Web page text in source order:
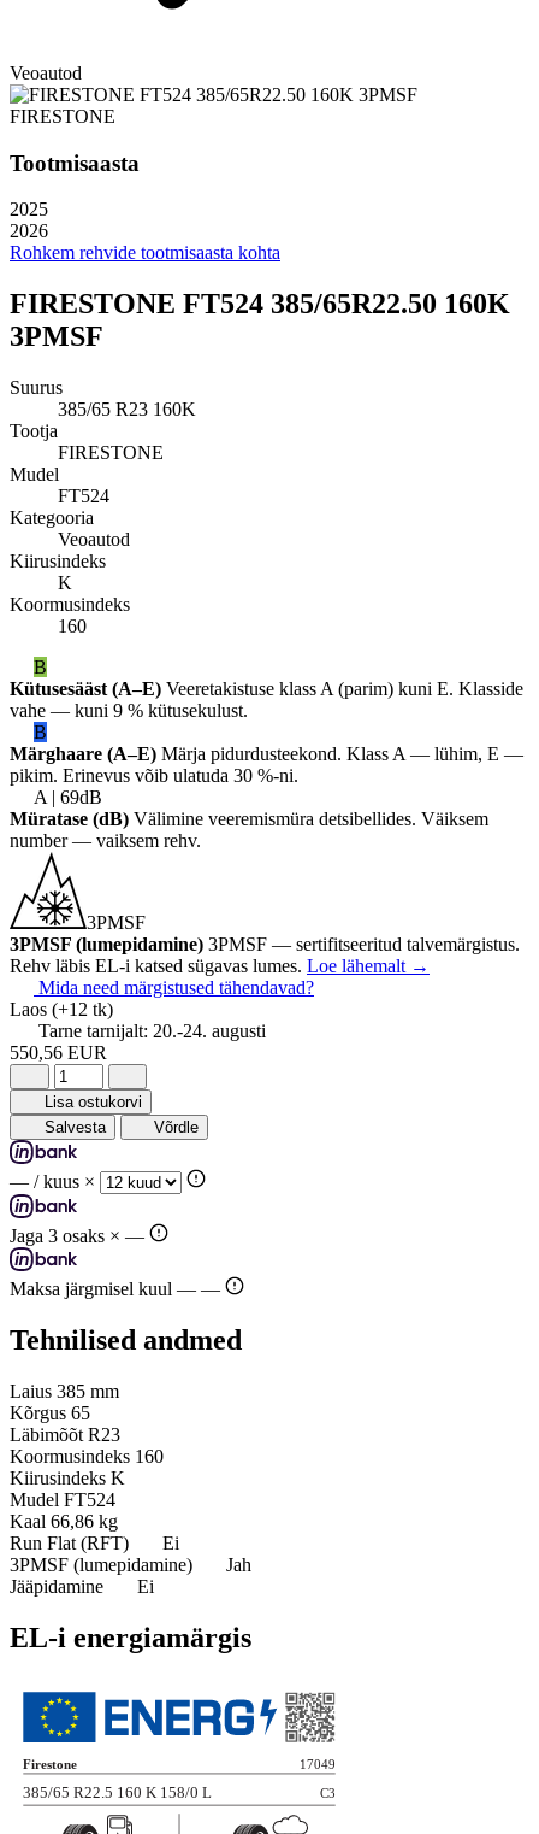
Veoautod
FIRESTONE
Tootmisaasta
2025
2026
Rohkem rehvide tootmisaasta kohta
FIRESTONE FT524 385/65R22.50 160K
3PMSF
Suurus
385/65 R23 160K
Tootja
FIRESTONE
Mudel
FT524
Kategooria
Veoautod
Kiirusindeks
K
Koormusindeks
160
B
Kütusesääst (A–E) Veeretakistuse klass A (parim) kuni E. Klasside
vahe — kuni 9 % kütusekulust.
B
Märghaare (A–E) Märja pidurdusteekond. Klass A — lühim, E —
pikim. Erinevus võib ulatuda 30 %-ni.
A | 69dB
Müratase (dB) Välimine veeremismüra detsibellides. Väiksem
number — vaiksem rehv.
3PMSF
3PMSF (lumepidamine) 3PMSF — sertifitseeritud talvemärgistus.
Rehv läbis EL-i katsed sügavas lumes. Loe lähemalt →
Mida need märgistused tähendavad?
Laos (+12 tk)
Tarne tarnijalt: 20.-24. augusti
550,56 EUR
Lisa ostukorvi
Salvesta
Võrdle
— / kuus ×
Jaga 3 osaks × —
Maksa järgmisel kuul — —
Tehnilised andmed
Laius 385 mm
Kõrgus 65
Läbimõõt R23
Koormusindeks 160
Kiirusindeks K
Mudel FT524
Kaal 66,86 kg
Run Flat (RFT)
Ei
3PMSF (lumepidamine)
Jah
Jääpidamine
Ei
EL-i energiamärgis